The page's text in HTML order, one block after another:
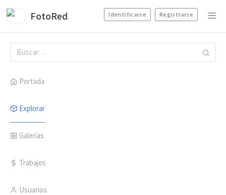
FotoRed Identificarse Registrarse
Portada
Explorar
Galerías
Trabajos
Usuarios